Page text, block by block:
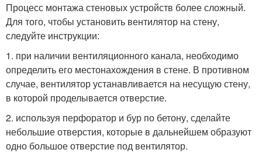
Процесс монтажа стеновых устройств более сложный.
Для того, чтобы установить вентилятор на стену,
следуйте инструкции:
1. при наличии вентиляционного канала, необходимо
определить его местонахождения в стене. В противном
случае, вентилятор устанавливается на несущую стену,
в которой проделывается отверстие.
2. используя перфоратор и бур по бетону, сделайте
небольшие отверстия, которые в дальнейшем образуют
одно большое отверстие под вентилятор.